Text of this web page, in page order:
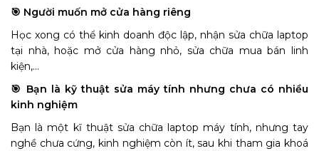
🎯 Người muốn mở cửa hàng riêng
Học xong có thể kinh doanh độc lập, nhận sửa chữa laptop
tại nhà, hoặc mở cửa hàng nhỏ, sửa chữa mua bán linh
kiện,...
🎯 Bạn là kỹ thuật sửa máy tính nhưng chưa có nhiều
kinh nghiệm
Bạn là một kĩ thuật sửa chữa laptop máy tính, nhưng tay
nghề chưa cứng, kinh nghiệm còn ít, sau khi tham gia khoá